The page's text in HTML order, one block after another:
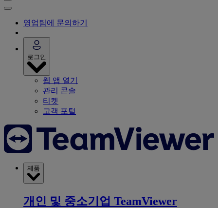
영업팀에 문의하기
로그인
웹 앱 열기
관리 콘솔
티켓
고객 포털
제품
개인 및 중소기업 TeamViewer